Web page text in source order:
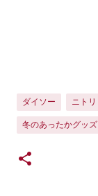
ダイソー ニトリ
冬のあったかグッズ